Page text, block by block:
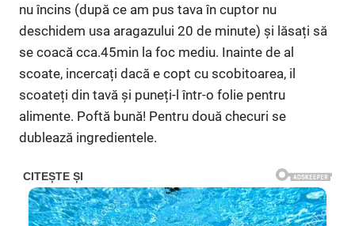
nu încins (după ce am pus tava în cuptor nu
deschidem usa aragazului 20 de minute) și lăsați să
se coacă cca.45min la foc mediu. Inainte de al
scoate, incercați dacă e copt cu scobitoarea, il
scoateți din tavă și puneți-l într-o folie pentru
alimente. Poftă bună! Pentru două checuri se
dublează ingredientele.